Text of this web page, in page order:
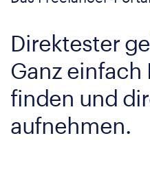
Direktester
Ganz einfach
finden und
aufnehmen.